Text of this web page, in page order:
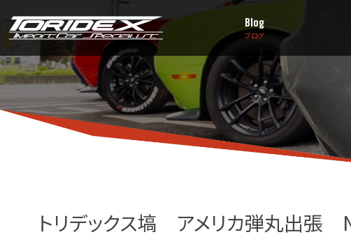
Blog
ブログ
トリデックス塙 アメリカ弾丸出張